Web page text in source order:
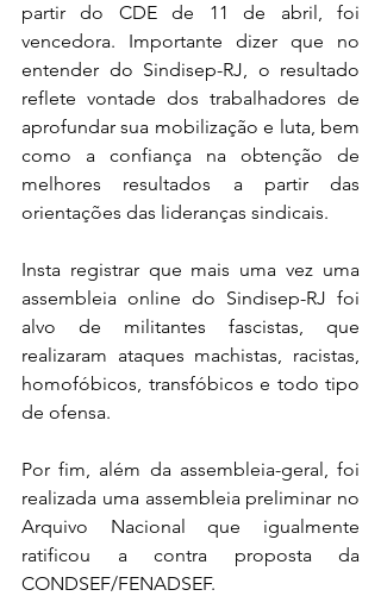
partir do CDE de 11 de abril, foi
vencedora. Importante dizer que no
entender do Sindisep-RJ, o resultado
reflete vontade dos trabalhadores de
aprofundar sua mobilização e luta, bem
como a confiança na obtenção de
melhores resultados a partir das
orientações das lideranças sindicais.
Insta registrar que mais uma vez uma
assembleia online do Sindisep-RJ foi
alvo de militantes fascistas, que
realizaram ataques machistas, racistas,
homofóbicos, transfóbicos e todo tipo
de ofensa.
Por fim, além da assembleia-geral, foi
realizada uma assembleia preliminar no
Arquivo Nacional que igualmente
ratificou a contra proposta da
CONDSEF/FENADSEF.